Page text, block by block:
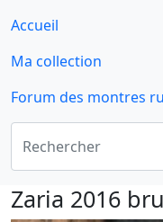
Accueil
Ma collection
Forum des montres
Zaria 2016